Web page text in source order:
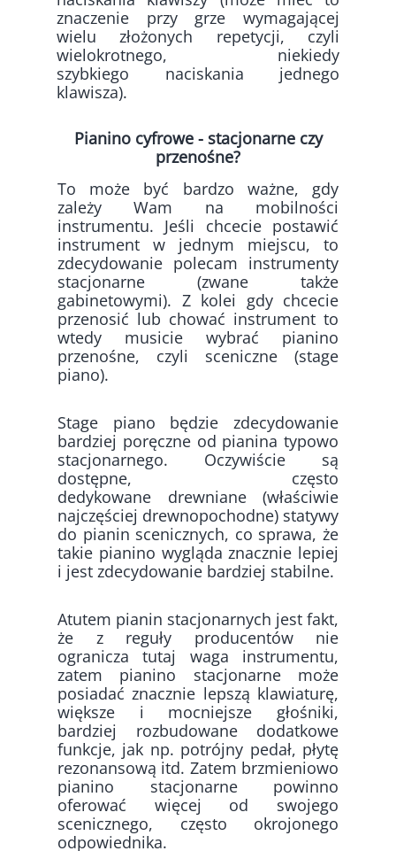
Pianino cyfrowe - stacjonarne czy
przenośne?
To może być bardzo ważne, gdy
zależy Wam na mobilności
instrumentu. Jeśli chcecie postawić
instrument w jednym miejscu, to
zdecydowanie polecam instrumenty
stacjonarne (zwane także
gabinetowymi). Z kolei gdy chcecie
przenosić lub chować instrument to
wtedy musicie wybrać pianino
przenośne, czyli sceniczne (stage
piano).
Stage piano będzie zdecydowanie
bardziej poręczne od pianina typowo
stacjonarnego. Oczywiście są
dostępne, często
dedykowane drewniane (właściwie
najczęściej drewnopochodne) statywy
do pianin scenicznych, co sprawa, że
takie pianino wygląda znacznie lepiej
i jest zdecydowanie bardziej stabilne.
Atutem pianin stacjonarnych jest fakt,
że z reguły producentów nie
ogranicza tutaj waga instrumentu,
zatem pianino stacjonarne może
posiadać znacznie lepszą klawiaturę,
większe i mocniejsze głośniki,
bardziej rozbudowane dodatkowe
funkcje, jak np. potrójny pedał, płytę
rezonansową itd. Zatem brzmieniowo
pianino stacjonarne powinno
oferować więcej od swojego
scenicznego, często okrojonego
odpowiednika.
znaczenie przy grze wymagającej
wielu złożonych repetycji, czyli
wielokrotnego, niekiedy
szybkiego naciskania jednego
klawisza).